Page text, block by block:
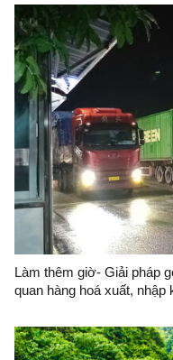
Làm thêm giờ- Giải pháp
quan hàng hoá xuất,
Quan)